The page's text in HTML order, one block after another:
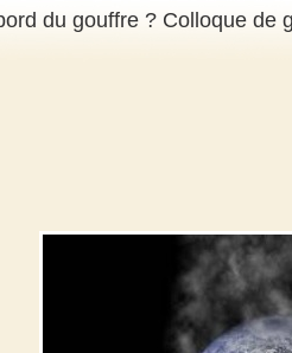
du gouffre ? Colloque